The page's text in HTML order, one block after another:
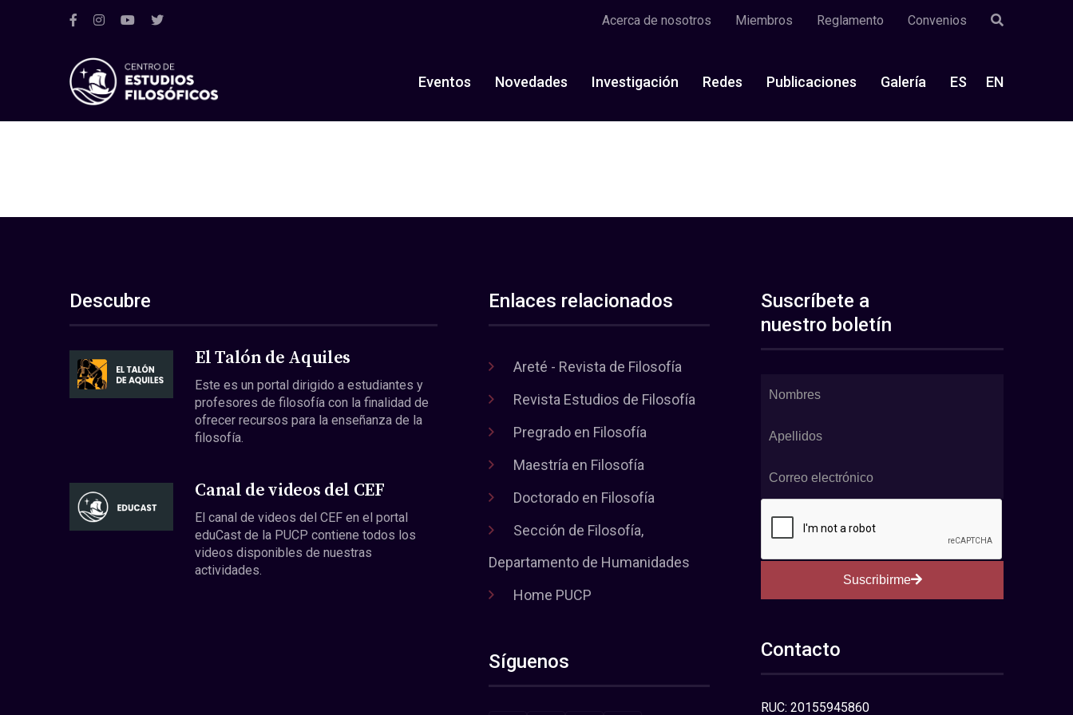
Acerca de nosotros Miembros Reglamento Convenios
Eventos Novedades Investigación Redes Publicaciones Galería ES EN
Descubre
El Talón de Aquiles
Este es un portal dirigido a estudiantes y
profesores de filosofía con la finalidad de
ofrecer recursos para la enseñanza de la
filosofía.
Canal de videos del CEF
El canal de videos del CEF en el portal
eduCast de la PUCP contiene todos los
videos disponibles de nuestras
actividades.
Enlaces relacionados
Areté - Revista de Filosofía
Revista Estudios de Filosofía
Pregrado en Filosofía
Maestría en Filosofía
Doctorado en Filosofía
Sección de Filosofía,
Departamento de Humanidades
Home PUCP
Síguenos
Suscríbete a
nuestro boletín
Suscribirme
Contacto
RUC: 20155945860